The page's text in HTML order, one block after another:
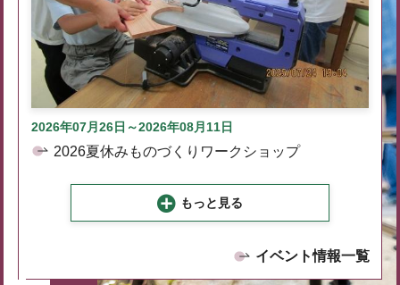
2026年07月26日～2026年08月11日
2026夏休みものづくりワークショップ
もっと見る
イベント情報一覧